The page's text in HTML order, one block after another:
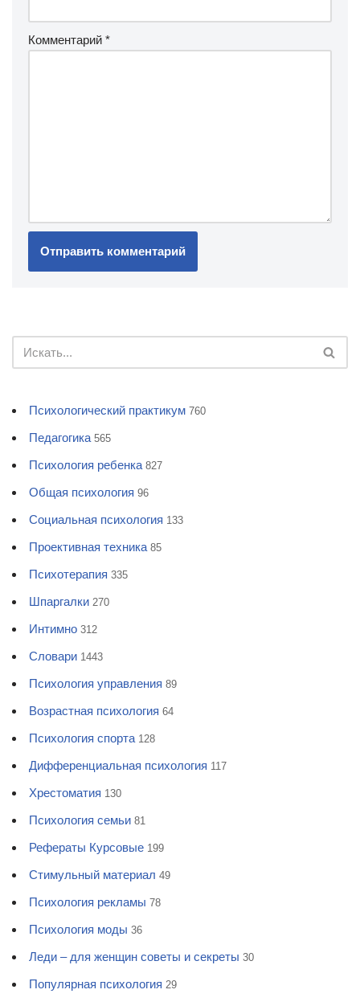
Комментарий *
Психологический практикум 760
Педагогика 565
Психология ребенка 827
Общая психология 96
Социальная психология 133
Проективная техника 85
Психотерапия 335
Шпаргалки 270
Интимно 312
Словари 1443
Психология управления 89
Возрастная психология 64
Психология спорта 128
Дифференциальная психология 117
Хрестоматия 130
Психология семьи 81
Рефераты Курсовые 199
Стимульный материал 49
Психология рекламы 78
Психология моды 36
Леди – для женщин советы и секреты 30
Популярная психология 29